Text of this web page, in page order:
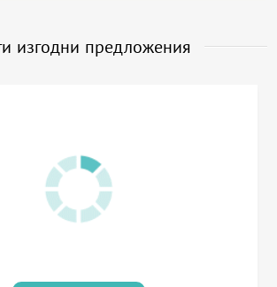
изгодни предложения